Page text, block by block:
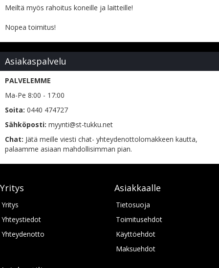
Meiltä myös rahoitus koneille ja laitteille!
Nopea toimitus!
Asiakaspalvelu
PALVELEMME
Ma-Pe 8:00 - 17:00
Soita: 0440 474727
Sähköposti: myynti@st-tukku.net
Chat: Jätä meille viesti chat- yhteydenottolomakkeen kautta,
palaamme asiaan mahdollisimman pian.
Yritys
Yritys
Yhteystiedot
Yhteydenotto
Asiakkaalle
Tietosuoja
Toimitusehdot
Käyttöehdot
Maksuehdot